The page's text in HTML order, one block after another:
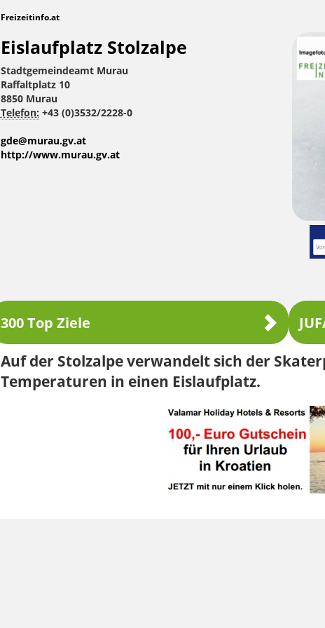
Freizeitinfo.at
Eislaufplatz Stolzalpe
Stadtgemeindeamt Murau
Raffaltplatz 10
8850 Murau
Telefon: +43 (0)3532/2228-0
gde@murau.gv.at
http://www.murau.gv.at
300 Top Ziele
Auf der Stolzalpe verwandelt sich der
Temperaturen in einen Eislaufplatz.